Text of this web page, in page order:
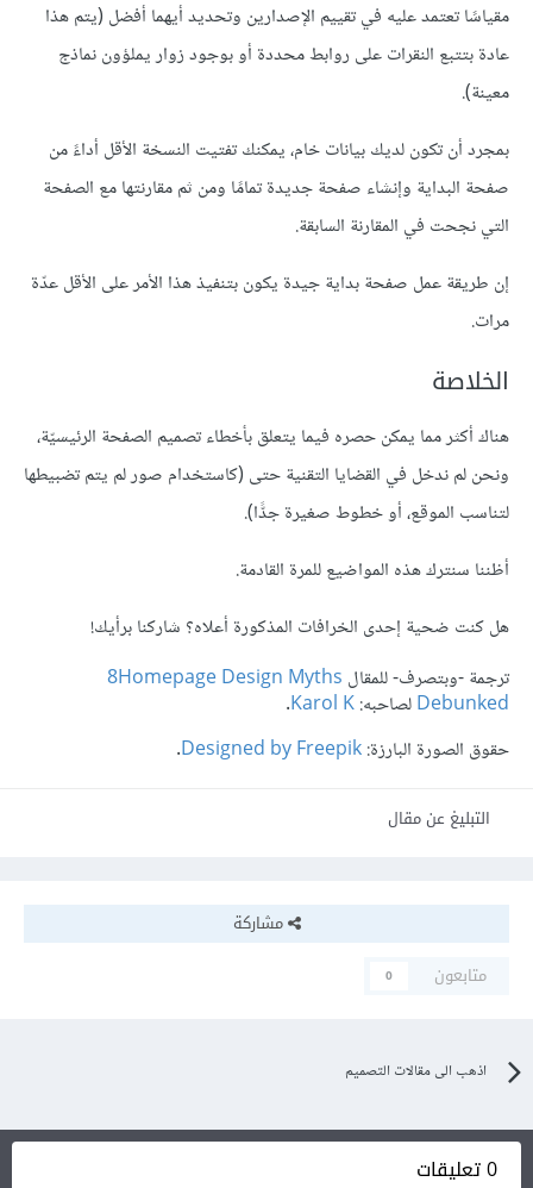
مقياسًا تعتمد عليه في تقييم الإصدارين وتحديد أيهما أفضل (يتم هذا
عادة بتتبع النقرات على روابط محددة أو بوجود زوار يملؤون نماذج
معينة).
بمجرد أن تكون لديك بيانات خام، يمكنك تفتيت النسخة الأقل أداءً من
صفحة البداية وإنشاء صفحة جديدة تمامًا ومن ثم مقارنتها مع الصفحة
التي نجحت في المقارنة السابقة.
إن طريقة عمل صفحة بداية جيدة يكون بتنفيذ هذا الأمر على الأقل عدّة
مرات.
الخلاصة
هناك أكثر مما يمكن حصره فيما يتعلق بأخطاء تصميم الصفحة الرئيسيّة،
ونحن لم ندخل في القضايا التقنية حتى (كاستخدام صور لم يتم تضبيطها
لتناسب الموقع، أو خطوط صغيرة جدًّا).
أظننا سنترك هذه المواضيع للمرة القادمة.
هل كنت ضحية إحدى الخرافات المذكورة أعلاه؟ شاركنا برأيك!
ترجمة -وبتصرف- للمقال 8Homepage Design Myths
Debunkedلصاحبه:Karol K
.
حقوق الصورة البارزة:Designed by Freepik
.
التبليغ عن مقال
مشاركة
متابعون
0
اذهب الى مقالات التصميم
0 تعليقات